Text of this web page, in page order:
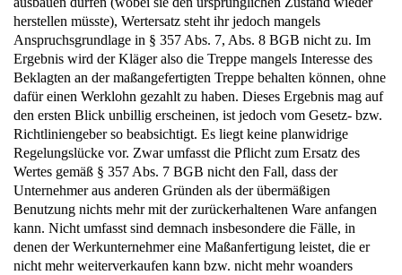
herstellen müsste), Wertersatz steht ihr jedoch mangels
Anspruchsgrundlage in § 357 Abs. 7, Abs. 8 BGB nicht zu. Im
Ergebnis wird der Kläger also die Treppe mangels Interesse des
Beklagten an der maßangefertigten Treppe behalten können, ohne
dafür einen Werklohn gezahlt zu haben. Dieses Ergebnis mag auf
den ersten Blick unbillig erscheinen, ist jedoch vom Gesetz- bzw.
Richtliniengeber so beabsichtigt. Es liegt keine planwidrige
Regelungslücke vor. Zwar umfasst die Pflicht zum Ersatz des
Wertes gemäß § 357 Abs. 7 BGB nicht den Fall, dass der
Unternehmer aus anderen Gründen als der übermäßigen
Benutzung nichts mehr mit der zurückerhaltenen Ware anfangen
kann. Nicht umfasst sind demnach insbesondere die Fälle, in
denen der Werkunternehmer eine Maßanfertigung leistet, die er
nicht mehr weiterverkaufen kann bzw. nicht mehr woanders